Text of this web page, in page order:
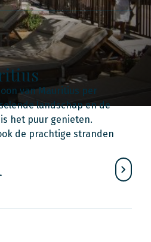
van Mauritius per
landschap en de
het puur genieten.
de prachtige stranden